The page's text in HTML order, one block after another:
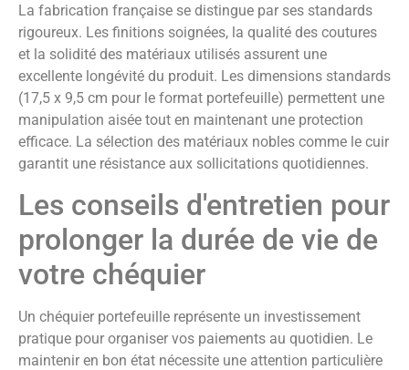
La fabrication française se distingue par ses standards
rigoureux. Les finitions soignées, la qualité des coutures
et la solidité des matériaux utilisés assurent une
excellente longévité du produit. Les dimensions standards
(17,5 x 9,5 cm pour le format portefeuille) permettent une
manipulation aisée tout en maintenant une protection
efficace. La sélection des matériaux nobles comme le cuir
garantit une résistance aux sollicitations quotidiennes.
Les conseils d'entretien pour
prolonger la durée de vie de
votre chéquier
Un chéquier portefeuille représente un investissement
pratique pour organiser vos paiements au quotidien. Le
maintenir en bon état nécessite une attention particulière